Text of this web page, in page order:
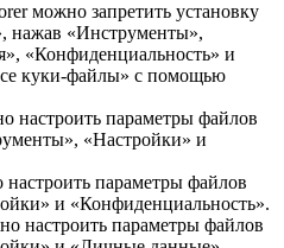
можно запретить установку
нажав «Инструменты»,
«Конфиденциальность» и
куки-файлы» с помощью
настроить параметры файлов
«Настройки» и
параметры файлов
и «Конфиденциальность».
настроить параметры файлов